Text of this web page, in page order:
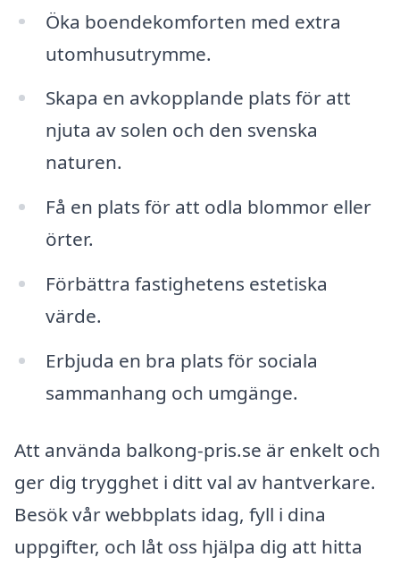
Öka boendekomforten med extra
utomhusutrymme.
Skapa en avkopplande plats för att
njuta av solen och den svenska
naturen.
Få en plats för att odla blommor eller
örter.
Förbättra fastighetens estetiska
värde.
Erbjuda en bra plats för sociala
sammanhang och umgänge.
Att använda balkong-pris.se är enkelt och
ger dig trygghet i ditt val av hantverkare.
Besök vår webbplats idag, fyll i dina
uppgifter, och låt oss hjälpa dig att hitta